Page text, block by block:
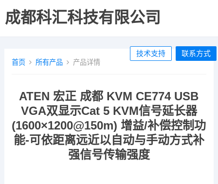
成都科汇科技有限公司
技术支持 联系方式
首页 所有产品 产品详情
ATEN 宏正 成都 KVM CE774 USB
VGA双显示Cat 5 KVM信号延长器
(1600×1200@150m) 增益/补偿控制功
能-可依距离远近以自动与手动方式补
强信号传输强度